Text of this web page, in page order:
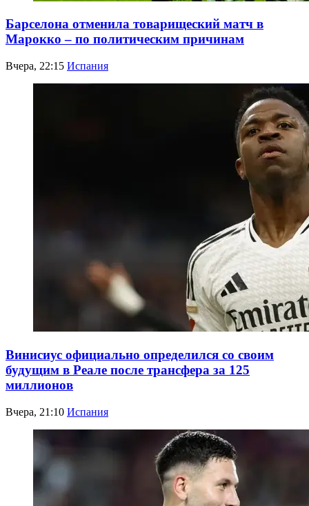
Барселона отменила товарищеский матч в
Марокко – по политическим причинам
Вчера, 22:15 Испания
Винисиус официально определился со своим
будущим в Реале после трансфера за 125
миллионов
Вчера, 21:10 Испания